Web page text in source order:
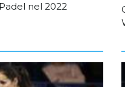
nel 2022